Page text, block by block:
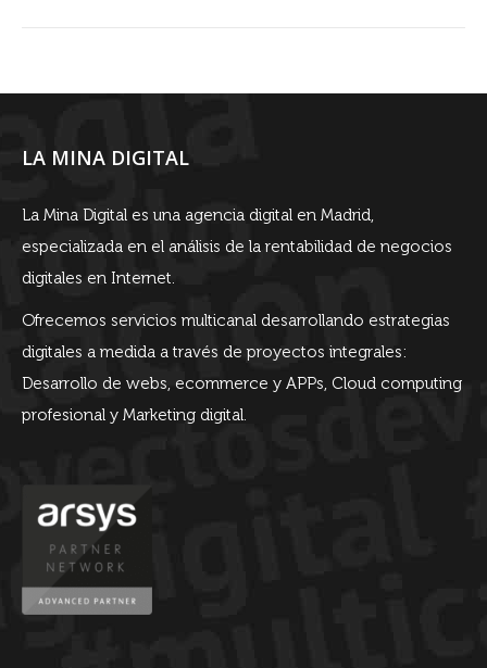
LA MINA DIGITAL
La Mina Digital es una agencia digital en Madrid,
especializada en el análisis de la rentabilidad de negocios
digitales en Internet.
Ofrecemos servicios multicanal desarrollando estrategias
digitales a medida a través de proyectos integrales:
Desarrollo de webs, ecommerce y APPs, Cloud computing
profesional y Marketing digital.